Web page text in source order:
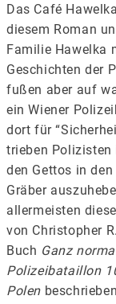
Das Café
diesem Roman
Familie Hawelka
Geschichten der
fußen aber auf
ein Wiener
dort für
trieben Polizisten
den Gettos in
Gräber
allermeisten
von Christopher
Buch Ganz
Polizeibataillon
Polen